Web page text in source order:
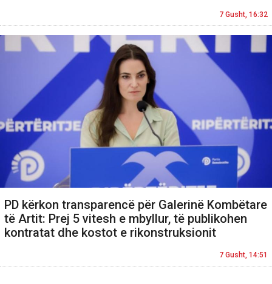
7 Gusht, 16:32
PD kërkon transparencë për Galerinë Kombëtare
të Artit: Prej 5 vitesh e mbyllur, të publikohen
kontratat dhe kostot e rikonstruksionit
7 Gusht, 14:51